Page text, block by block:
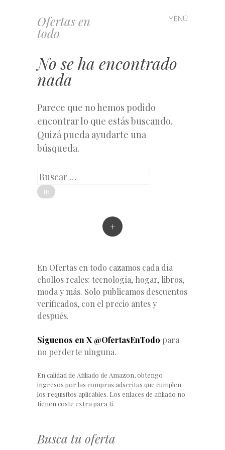
Ofertas en
todo
MENÚ
Saltar
al
No se ha encontrado
nada
Parece que no hemos podido
encontrar lo que estás buscando.
Quizá pueda ayudarte una
búsqueda.
Buscar
+
En Ofertas en todo cazamos cada día
chollos reales: tecnología, hogar, libros,
moda y más. Solo publicamos descuentos
verificados, con el precio antes y
después.
Síguenos en X @OfertasEnTodo para
no perderte ninguna.
En calidad de Afiliado de Amazon, obtengo
ingresos por las compras adscritas que cumplen
los requisitos aplicables. Los enlaces de afiliado no
tienen coste extra para ti.
Busca tu oferta